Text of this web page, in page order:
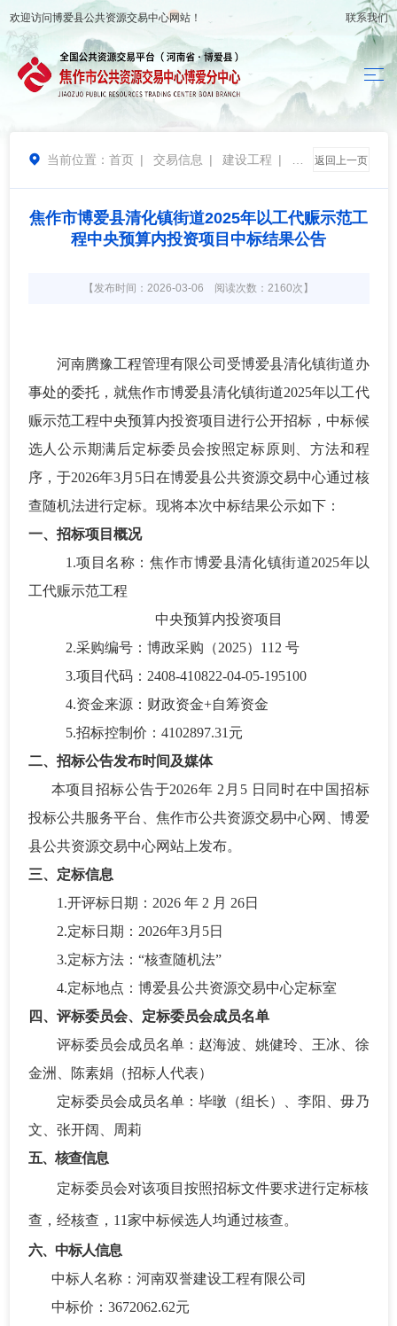
欢迎访问博爱县公共资源交易中心网站！ 联系我们
 当前位置： 首页 | 交易信息 | 建设工程 |
结
果公告
返回上一页
焦作市博爱县清化镇街道2025年以工代赈示范工
程中央预算内投资项目中标结果公告
【发布时间：2026-03-06 阅读次数：2160次】
河南腾豫工程管理有限公司受博爱县清化镇街道办
事处的委托， 就焦作市博爱县清化镇街道2025年以工代
赈示范工程中央预算内投资项目进行公开招标， 中标候
选人公示期满后定标委员会按照定标原则、方法和程
序， 于2026年3月5日在博爱县公共资源交易中心通过核
查随机法进行定标。 现将本次中标结果公示如下：
一、招标项目概况
1.项目名称： 焦作市博爱县清化镇街道2025年以
工代赈示范工程
中央预算内投资项目
2.采购编号：博政采购（2025） 112 号
3.项目代码： 2408-410822-04-05-195100
4.资金来源：财政资金+自筹资金
5.招标控制价 ： 4102897.31 元
二、 招标公告发布时间及媒体
本项目招标公告于2026年 2 月 5 日同时在中国招标
投标公共服务平台、焦作市公共资源交易中心网、博爱
县公共资源交易中心网站上发布。
三、定标信息
1.开评标日期：2026 年 2 月 26日
2.定标日期：2026年3月 5日
3.定标方法：“核查随机法”
4.定标地点：博爱县公共资源交易中心定标室
四、评标委员会、定标委员会成员名单
评标委员会成员名单： 赵海波、姚健玲、王冰、徐
金洲、陈素娟 （招标人代表）
定标委员会成员名单： 毕暾（组长）、李阳、毋乃
文、张开阔、周莉
五、核查信息
定标委员会对该项目按照招标文件要求进行定标核
查，经核查， 11家中标候选人均通过核查。
六、中标人信息
中标人名称：河南双誉建设工程有限公司
中标价： 3672062.62元